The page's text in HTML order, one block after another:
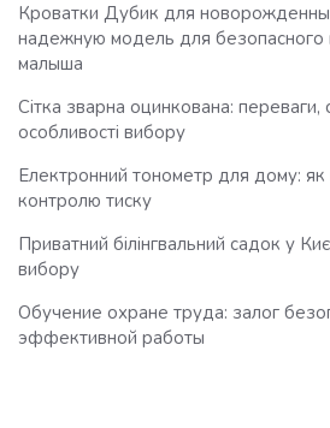
Кроватки Дубик для
надежную модель для безопасного
малыша
Сітка зварна оцинкована:
особливості вибору
Електронний тонометр для дому:
контролю тиску
Приватний білінгвальний садок у
вибору
Обучение охране труда: залог
эффективной работы